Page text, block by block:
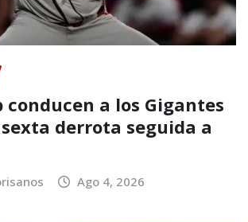
conducen a los Gigantes
derrota seguida a
Ago 4, 2026